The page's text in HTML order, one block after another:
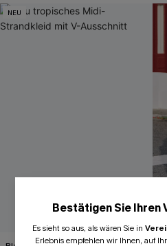
NEU
Bestätigen Sie Ihren
Es sieht so aus, als wären Sie in
Erlebnis empfehlen wir Ihnen, auf